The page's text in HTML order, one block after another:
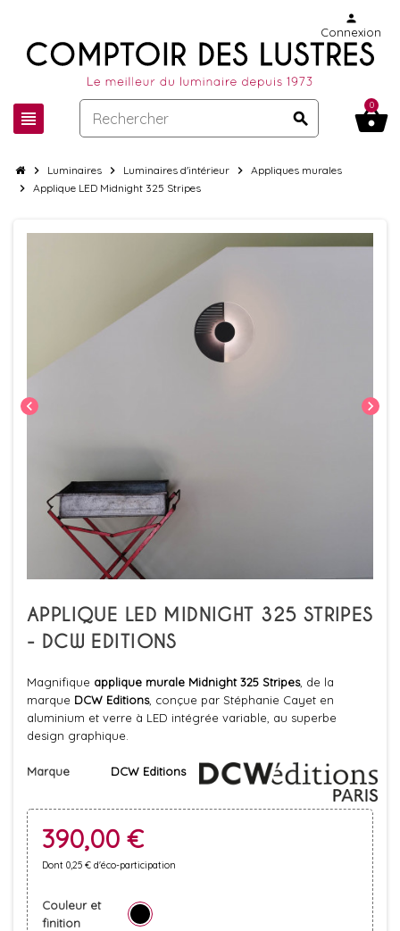
view_headline search
person
Connexion
shopping_basket
0
chevron_right Luminaires chevron_right Luminaires d'intérieur chevron_right Appliques murales
chevron_right Applique LED Midnight 325 Stripes
chevron_left chevron_right
APPLIQUE LED MIDNIGHT 325 STRIPES
- DCW EDITIONS
Magnifique applique murale Midnight 325 Stripes, de la
marque DCW Editions, conçue par Stéphanie Cayet en
aluminium et verre à LED intégrée variable, au superbe
design graphique.
Marque DCW Editions
390,00 €
Dont 0,25 € d'éco-participation
Couleur et
finition